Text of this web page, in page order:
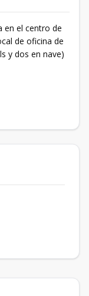
en el centro de
de oficina de
y dos en nave)